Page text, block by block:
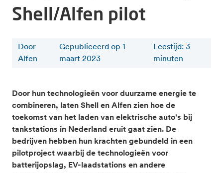
Shell/Alfen pilot
Door
Alfen
Gepubliceerd op 1
maart 2023
Leestijd:3
minuten
Door hun technologieën voor duurzame energie te
combineren, laten Shell en Alfen zien hoe de
toekomst van het laden van elektrische auto's bij
tankstations in Nederland eruit gaat zien. De
bedrijven hebben hun krachten gebundeld in een
pilotproject waarbij de technologieën voor
batterijopslag, EV-laadstations en andere